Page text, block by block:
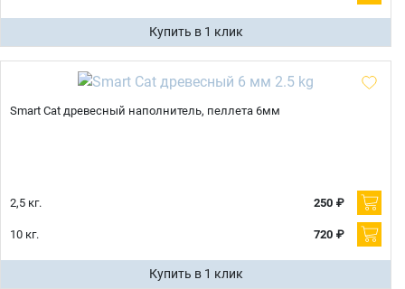
Купить в 1 клик
Smart Cat древесный наполнитель, пеллета 6мм
2,5 кг. 250 ₽
10 кг. 720 ₽
Купить в 1 клик